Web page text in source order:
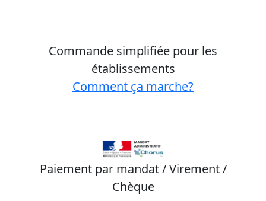
Commande simplifiée pour les
établissements
Comment ça marche?
Paiement par mandat / Virement /
Chèque